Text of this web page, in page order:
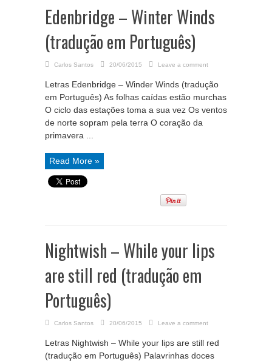
Edenbridge – Winter Winds
(tradução em Português)
Carlos Santos 20/06/2015 Leave a comment
Letras Edenbridge – Winder Winds (tradução
em Português) As folhas caídas estão murchas
O ciclo das estações toma a sua vez Os ventos
de norte sopram pela terra O coração da
primavera ...
Read More »
Nightwish – While your lips
are still red (tradução em
Português)
Carlos Santos 20/06/2015 Leave a comment
Letras Nightwish – While your lips are still red
(tradução em Português) Palavrinhas doces